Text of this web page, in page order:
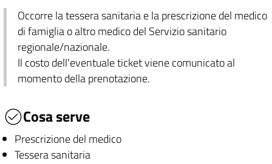
Occorre la tessera sanitaria e la prescrizione del medico
di famiglia o altro medico del Servizio sanitario
regionale/nazionale.
Il costo dell'eventuale ticket viene comunicato al
momento della prenotazione.
Cosa serve
Prescrizione del medico
Tessera sanitaria